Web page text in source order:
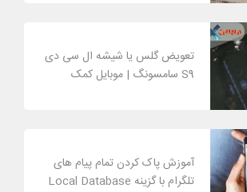
تعویض گلس یا شیشه ال سی دی
S9 سامسونگ | موبایل کمک
آموزش پاک کردن تمام پیام های
تلگرام با گزینه Local Database